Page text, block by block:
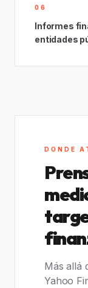
06
Informes
entidades
DONDE
Más allá
Yahoo